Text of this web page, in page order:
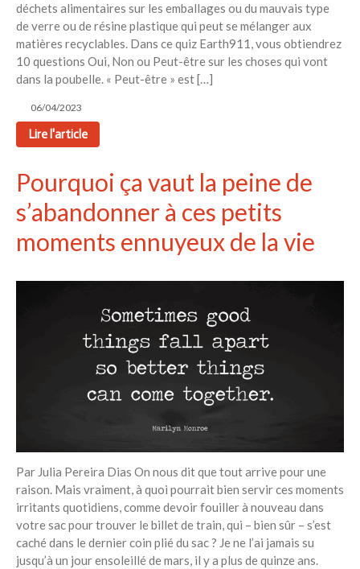
déchets alimentaires sur les emballages ou du mauvais type
de verre ou de résine plastique qui peut se mélanger aux
matières recyclables. Dans ce quiz Earth911, vous obtiendrez
10 questions Oui, Non ou Peut-être sur les choses qui vont
dans la poubelle. « Peut-être » est […]
06/04/2023
Lire l'article
Pourquoi ça vaut la peine de
s’abandonner à ces petits
moments ennuyeux de la vie
Par Julia Pereira Dias On nous dit que tout arrive pour une
raison. Mais vraiment, à quoi pourrait bien servir ces moments
irritants quotidiens, comme devoir fouiller à nouveau dans
votre sac pour trouver le billet de train, qui – bien sûr – s’est
caché dans le dernier coin plié du sac ? Je ne l’ai jamais su
jusqu’à un jour ensoleillé de mars, il y a plus de quinze ans.